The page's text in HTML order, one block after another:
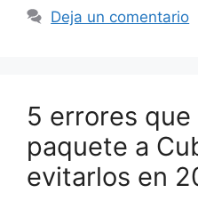
Deja un comentario
5 errores
paquete a
evitarlos en